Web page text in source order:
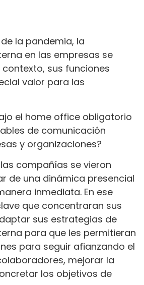
la pandemia, la
en las empresas se
contexto, sus funciones
valor para las
el home office obligatorio
de comunicación
y organizaciones?
las compañías se vieron
de una dinámica presencial
inmediata. En ese
que concentraran sus
sus estrategias de
para que les permitieran
para seguir afianzando el
mejorar la
los objetivos de